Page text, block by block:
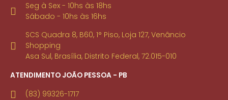
Seg à Sex - 10hs às 18hs
Sábado - 10hs às 16hs
SCS Quadra 8, B60, 1° Piso, Loja 127, Venâncio
Shopping
Asa Sul, Brasília, Distrito Federal, 72.015-010
ATENDIMENTO JOÃO PESSOA - PB
(83) 99326-1717